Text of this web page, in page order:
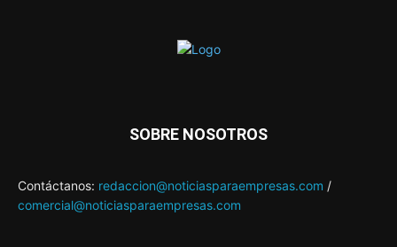
SOBRE NOSOTROS
Contáctanos: redaccion@noticiasparaempresas.com /
comercial@noticiasparaempresas.com